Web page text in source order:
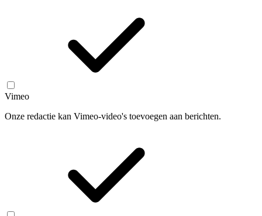
Vimeo
Onze redactie kan Vimeo-video's toevoegen aan berichten.